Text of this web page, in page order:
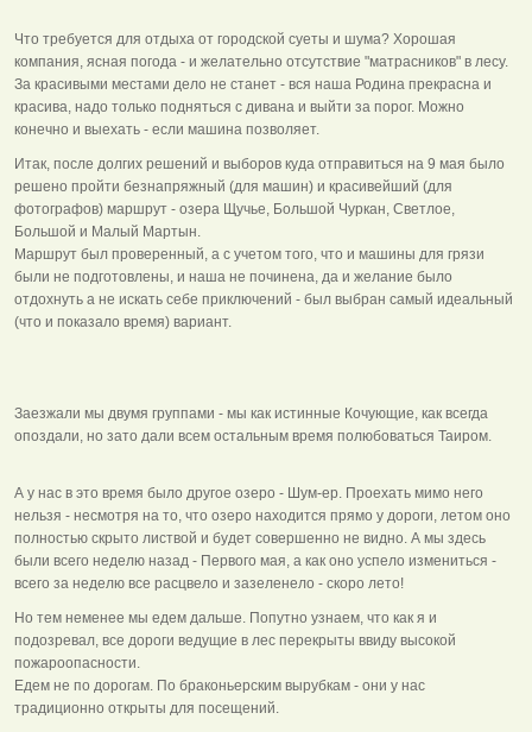
Что требуется для отдыха от городской суеты и шума? Хорошая
компания, ясная погода - и желательно отсутствие "матрасников" в лесу.
За красивыми местами дело не станет - вся наша Родина прекрасна и
красива, надо только подняться с дивана и выйти за порог. Можно
конечно и выехать - если машина позволяет.
Итак, после долгих решений и выборов куда отправиться на 9 мая было
решено пройти безнапряжный (для машин) и красивейший (для
фотографов) маршрут - озера Щучье, Большой Чуркан, Светлое,
Большой и Малый Мартын.
Маршрут был проверенный, а с учетом того, что и машины для грязи
были не подготовлены, и наша не починена, да и желание было
отдохнуть а не искать себе приключений - был выбран самый идеальный
(что и показало время) вариант.
Заезжали мы двумя группами - мы как истинные Кочующие, как всегда
опоздали, но зато дали всем остальным время полюбоваться Таиром.
А у нас в это время было другое озеро - Шум-ер. Проехать мимо него
нельзя - несмотря на то, что озеро находится прямо у дороги, летом оно
полностью скрыто листвой и будет совершенно не видно. А мы здесь
были всего неделю назад - Первого мая, а как оно успело измениться -
всего за неделю все расцвело и зазеленело - скоро лето!
Но тем неменее мы едем дальше. Попутно узнаем, что как я и
подозревал, все дороги ведущие в лес перекрыты ввиду высокой
пожароопасности.
Едем не по дорогам. По браконьерским вырубкам - они у нас
традиционно открыты для посещений.